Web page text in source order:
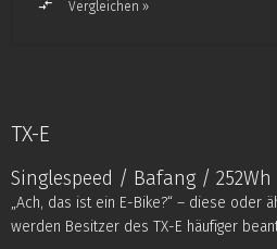
Vergleichen »
TX-E
Singlespeed / Bafang /
„Ach, das ist ein E-Bike?“ – diese oder
werden Besitzer des TX-E häufiger